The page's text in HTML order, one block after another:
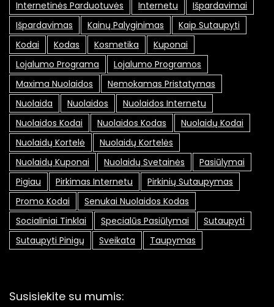
Internetinės Parduotuvės
Internetu
Išpardavimai
Išpardavimas
Kainų Palyginimas
Kaip Sutaupyti
Kodai
Kodas Kosmetika
Kuponai
Lojalumo Programa
Lojalumo Programos
Maxima Nuolaidos
Nemokamas Pristatymas
Nuolaida
Nuolaidos
Nuolaidos Internetu
Nuolaidos Kodai
Nuolaidos Kodas
Nuolaidų Kodai
Nuolaidų Kortelė
Nuolaidų Kortelės
Nuolaidų Kuponai
Nuolaidų Svetainės
Pasiūlymai
Pigiau
Pirkimas Internetu
Pirkinių Sutaupymas
Promo Kodai
Senukai Nuolaidos Kodas
Socialiniai Tinklai
Specialūs Pasiūlymai
Sutaupyti
Sutaupyti Pinigų
Sveikata Taupymas
Susisiekite su mumis: